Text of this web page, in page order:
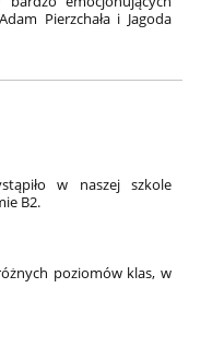
Pierzchała i Jagoda
w naszej szkole
B2.
poziomów klas, w